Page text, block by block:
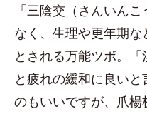
「三陰交（さんいん
なく、生理や更年期
とされる万能ツボ。
と疲れの緩和に良い
のもいいですが、爪